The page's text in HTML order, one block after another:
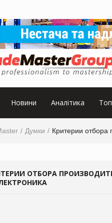
Новини Аналітика
Думки Критерии отбора
ОТБОРА